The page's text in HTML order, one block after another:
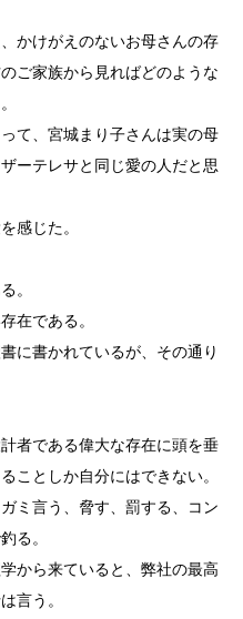
かけがえのないお母さんの存
ご家族から見ればどのような
て、宮城まり子さんは実の母
ーテレサと同じ愛の人だと思
感じた。
。
在である。
に書かれているが、その通り
者である偉大な存在に頭を垂
ことしか自分にはできない。
ミ言う、脅す、罰する、コン
る。
から来ていると、弊社の最高
言う。